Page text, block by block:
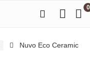
0
Nuvo Eco Ceramic